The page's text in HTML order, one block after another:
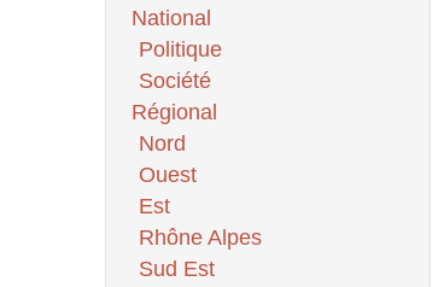
National
Politique
Société
Régional
Nord
Ouest
Est
Rhône Alpes
Sud Est